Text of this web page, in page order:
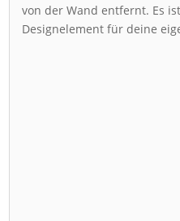
von der Wand entfernt. Es
Designelement für deine